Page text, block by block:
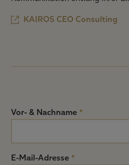
KAIROS CEO Consulting
Vor- & Nachname *
E-Mail-Adresse *